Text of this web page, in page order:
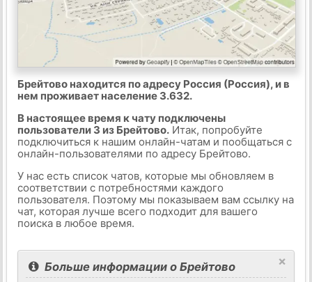
Брейтово находится по адресу Россия (Россия), и в
нем проживает население 3.632.
В настоящее время к чату подключены
пользователи 3 из Брейтово.Итак, попробуйте
подключиться к нашим онлайн-чатам и пообщаться с
онлайн-пользователями по адресу Брейтово.
У нас есть список чатов, которые мы обновляем в
соответствии с потребностями каждого
пользователя. Поэтому мы показываем вам ссылку на
чат, которая лучше всего подходит для вашего
поиска в любое время.
×
Больше информации о Брейтово